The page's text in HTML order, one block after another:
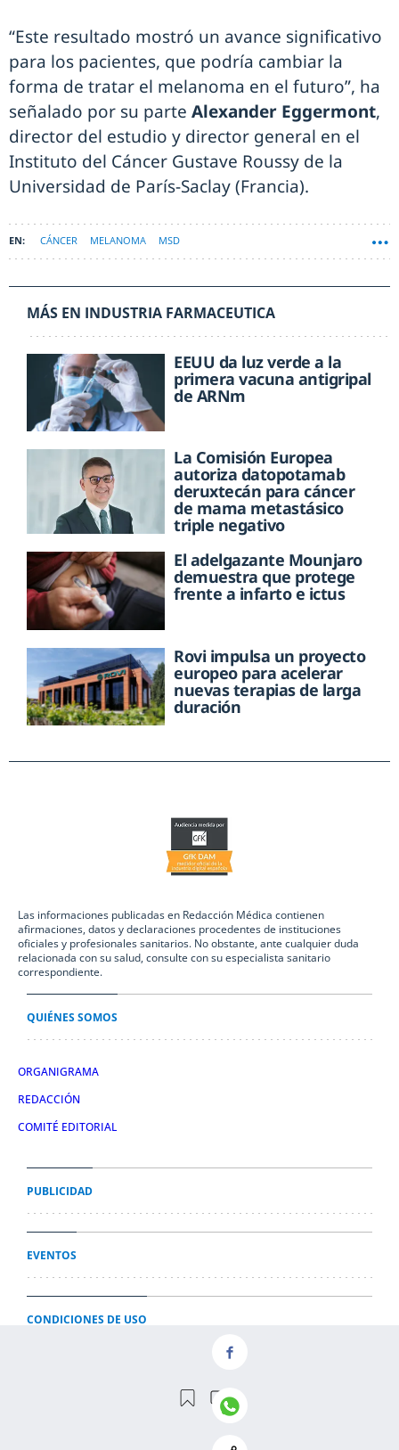
“Este resultado mostró un avance significativo
para los pacientes, que podría cambiar la
forma de tratar el melanoma en el futuro”, ha
señalado por su parte Alexander Eggermont,
director del estudio y director general en el
Instituto del Cáncer Gustave Roussy de la
Universidad de París-Saclay (Francia).
CÁNCER MELANOMA MSD
MÁS EN INDUSTRIA FARMACEUTICA
EEUU da luz verde a la
primera vacuna antigripal
de ARNm
La Comisión Europea
autoriza datopotamab
deruxtecán para cáncer
de mama metastásico
triple negativo
El adelgazante Mounjaro
demuestra que protege
frente a infarto e ictus
Rovi impulsa un proyecto
europeo para acelerar
nuevas terapias de larga
duración
Las informaciones publicadas en Redacción Médica contienen
afirmaciones, datos y declaraciones procedentes de instituciones
oficiales y profesionales sanitarios. No obstante, ante cualquier duda
relacionada con su salud, consulte con su especialista sanitario
correspondiente.
QUIÉNES SOMOS
ORGANIGRAMA
REDACCIÓN
COMITÉ EDITORIAL
PUBLICIDAD
EVENTOS
CONDICIONES DE USO